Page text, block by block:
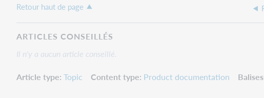
Retour haut de page
ARTICLES CONSEILLÉS
Il n'y a aucun article conseillé.
Article type Topic Content type Product documentation Balises